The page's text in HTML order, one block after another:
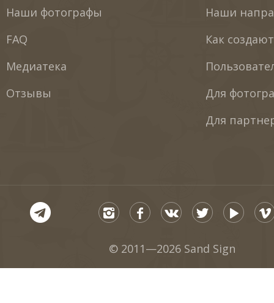
Наши фотографы
FAQ
Медиатека
Отзывы
Наши
Как
Для
Для
© 2011—2026 Sand Sign